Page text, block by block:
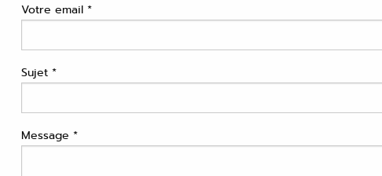
Votre email *
Sujet *
Message *